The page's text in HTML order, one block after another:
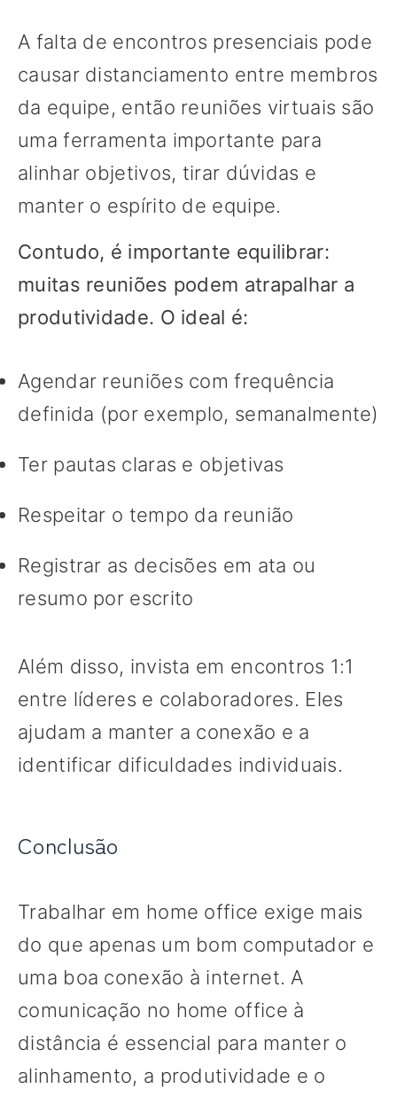
A falta de encontros presenciais pode
causar distanciamento entre membros
da equipe, então reuniões virtuais são
uma ferramenta importante para
alinhar objetivos, tirar dúvidas e
manter o espírito de equipe.
Contudo, é importante equilibrar:
muitas reuniões podem atrapalhar a
produtividade. O ideal é:
Agendar reuniões com frequência
definida (por exemplo, semanalmente)
Ter pautas claras e objetivas
Respeitar o tempo da reunião
Registrar as decisões em ata ou
resumo por escrito
Além disso, invista em encontros 1:1
entre líderes e colaboradores. Eles
ajudam a manter a conexão e a
identificar dificuldades individuais.
Conclusão
Trabalhar em home office exige mais
do que apenas um bom computador e
uma boa conexão à internet. A
comunicação no home office à
distância é essencial para manter o
alinhamento, a produtividade e o